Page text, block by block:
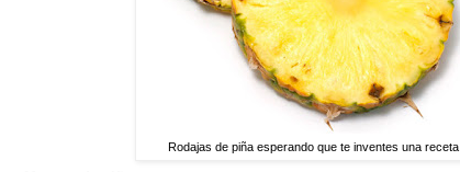
Rodajas de piña esperando que te inventes una receta